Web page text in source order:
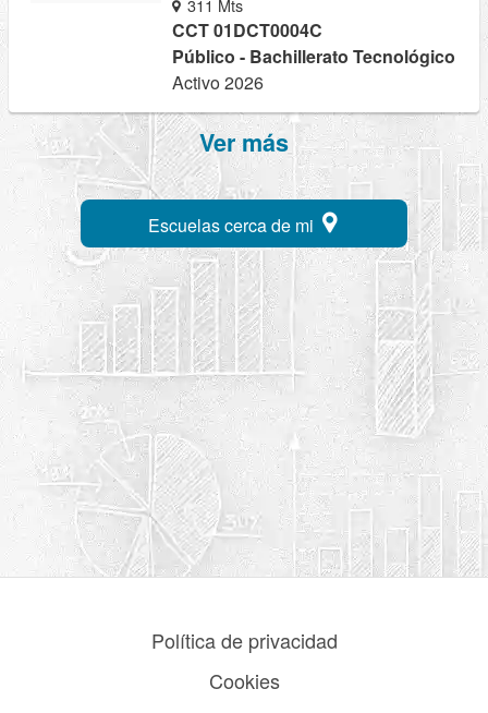
311 Mts
CCT 01DCT0004C
Público - Bachillerato Tecnológico
Activo 2026
Ver más
Escuelas cerca de mi
Política de privacidad
Cookies